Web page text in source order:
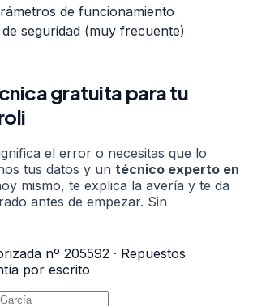
de funcionamiento
seguridad (muy frecuente)
gratuita para tu
el error o necesitas que lo
tus datos y un técnico experto en
mismo, te explica la avería y te da
antes de empezar. Sin
nº 205592 · Repuestos
por escrito